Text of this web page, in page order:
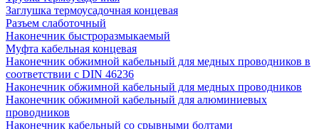
Заглушка термоусадочная концевая
Разъем слаботочный
Наконечник быстроразмыкаемый
Муфта кабельная концевая
Наконечник обжимной кабельный для медных проводников в
соответствии с DIN 46236
Наконечник обжимной кабельный для медных проводников
Наконечник обжимной кабельный для алюминиевых
проводников
Наконечник кабельный со срывными болтами